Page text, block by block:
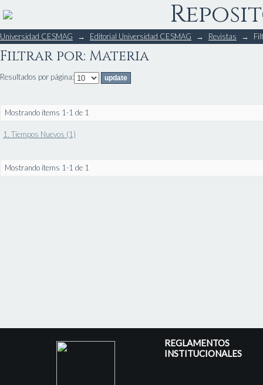
Filtrar por: Materia
Universidad CESMAG → Editorial Universidad CESMAG → Revistas →
Filtrar por: Materia
Resultados por página:
Mostrando ítems 1-1 de 1
1. Tiempos Nuevos (1)
Mostrando ítems 1-1 de 1
REGLAMENTOS
INSTITUCIONALES